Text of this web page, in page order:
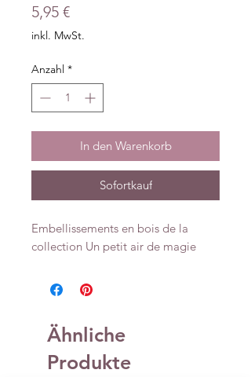
5,95 €Preis
inkl. MwSt.
Anzahl *
In den Warenkorb
Sofortkauf
Embellissements en bois de la
collection Un petit air de magie
Ähnliche
Produkte